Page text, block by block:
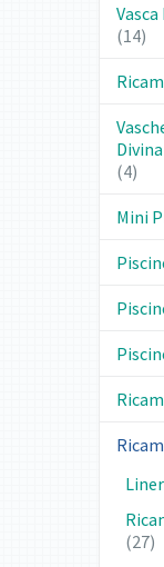
(14)
(4)
Mini
(27)